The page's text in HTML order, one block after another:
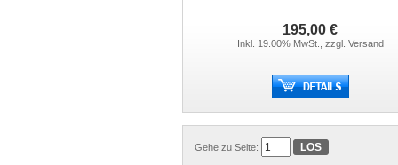
195,00 €
Inkl. 19.00% MwSt., zzgl. Versand
Gehe zu Seite: